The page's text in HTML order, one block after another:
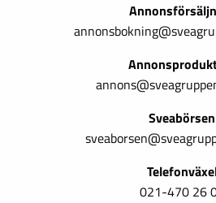
Sveabörsen
021-470 26